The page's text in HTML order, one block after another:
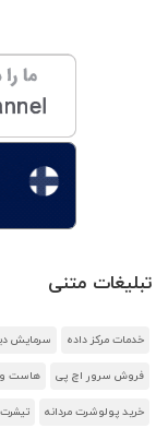
تبلیغات متنی
خدمات مرکز داده سرمایش
فروش سرور اچ پی هاست
خرید پولوشرت مردانه